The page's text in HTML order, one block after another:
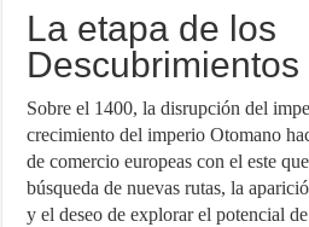
La etapa de los
Descubrimientos
Sobre el 1400, la disrupción del
crecimiento del imperio Otomano
de comercio europeas con el este
búsqueda de nuevas rutas, la
y el deseo de explorar el potencial